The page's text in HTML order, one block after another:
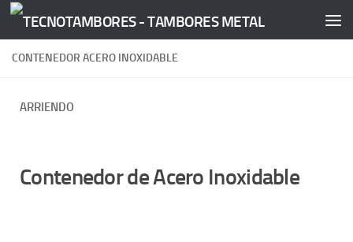
Saltar al contenido
CONTENEDOR ACERO INOXIDABLE
ARRIENDO
Contenedor de Acero Inoxidable